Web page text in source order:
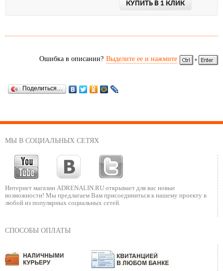
КУПИТЬ В 1 КЛИК
Ошибка в описании? Выделите ее и нажмите
Поделиться…
МЫ В СОЦИАЛЬНЫХ СЕТЯХ
Интернет магазин ADRENALIN.RU открывает для вас новые
возможности! Мы предлагаем Вам присоединиться к нашему проекту в
любой из популярных социальных сетей.
СПОСОБЫ ОПЛАТЫ